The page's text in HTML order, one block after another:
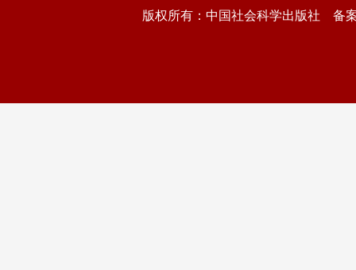
版权所有：中国社会科学出版社 备